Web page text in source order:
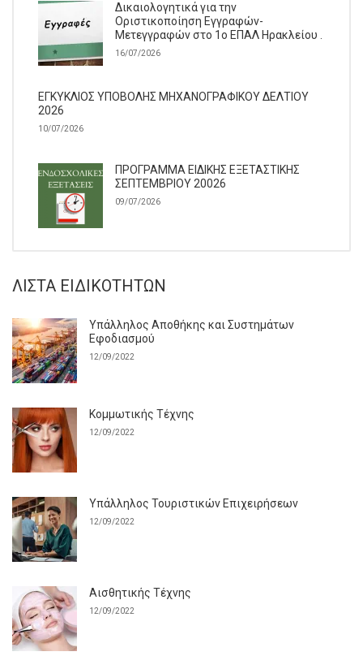
Δικαιολογητικά για την
Οριστικοποίηση Εγγραφών-
Μετεγγραφών στο 1ο ΕΠΑΛ Ηρακλείου .
16/07/2026
ΕΓΚΥΚΛΙΟΣ ΥΠΟΒΟΛΗΣ ΜΗΧΑΝΟΓΡΑΦΙΚΟΥ ΔΕΛΤΙΟΥ
2026
10/07/2026
ΠΡΟΓΡΑΜΜΑ ΕΙΔΙΚΗΣ ΕΞΕΤΑΣΤΙΚΗΣ
ΣΕΠΤΕΜΒΡΙΟΥ 20026
09/07/2026
ΛΊΣΤΑ ΕΙΔΙΚΟΤΉΤΩΝ
Υπάλληλος Αποθήκης και Συστημάτων
Εφοδιασμού
12/09/2022
Κομμωτικής Τέχνης
12/09/2022
Υπάλληλος Τουριστικών Επιχειρήσεων
12/09/2022
Αισθητικής Τέχνης
12/09/2022